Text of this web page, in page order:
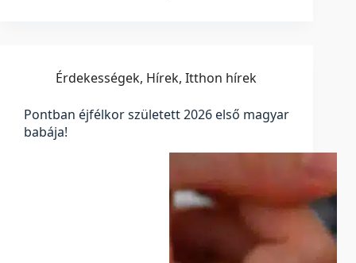
Érdekességek, Hírek, Itthon hírek
Pontban éjfélkor született 2026 első magyar
babája!